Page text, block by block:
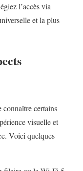
l’accès via
et la plus
certains
visuelle et
Voici quelques